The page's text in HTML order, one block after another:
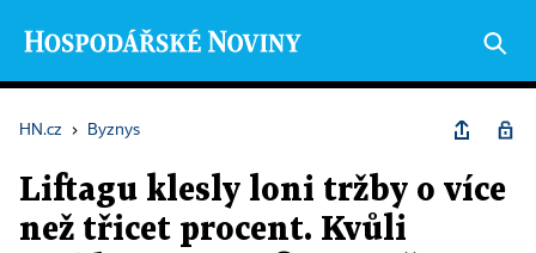
HN.cz › Byznys
Liftagu klesly loni tržby o více
než třicet procent. Kvůli